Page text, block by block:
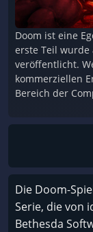
Doom ist eine
erste Teil wurde
veröffentlicht.
kommerziellen
Bereich der
Die Doom-
Serie, die von
Bethesda